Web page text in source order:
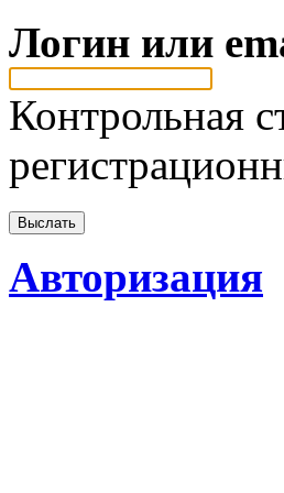
Логин или
Контрольная
Авторизация